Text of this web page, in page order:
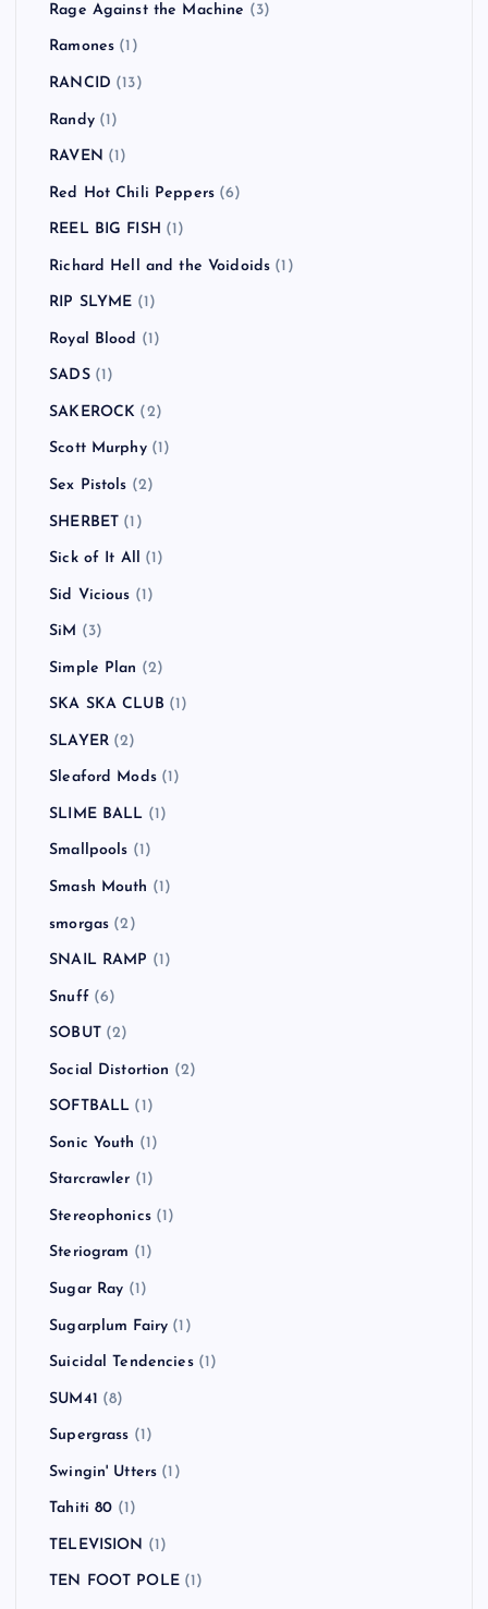
Rage Against the Machine (3)
Ramones (1)
RANCID (13)
Randy(1)
RAVEN (1)
Red Hot Chili Peppers (6)
REEL BIG FISH (1)
Richard Hell and the Voidoids (1)
RIP SLYME (1)
Royal Blood (1)
SADS(1)
SAKEROCK (2)
Scott Murphy(1)
Sex Pistols (2)
SHERBET (1)
Sick of It All (1)
Sid Vicious (1)
SiM (3)
Simple Plan (2)
SKA SKA CLUB (1)
SLAYER(2)
Sleaford Mods(1)
SLIME BALL (1)
Smallpools (1)
Smash Mouth (1)
smorgas (2)
SNAIL RAMP (1)
Snuff (6)
SOBUT(2)
Social Distortion (2)
SOFTBALL (1)
Sonic Youth (1)
Starcrawler (1)
Stereophonics(1)
Steriogram (1)
Sugar Ray (1)
Sugarplum Fairy (1)
Suicidal Tendencies(1)
SUM41 (8)
Supergrass (1)
Swingin' Utters (1)
Tahiti 80 (1)
TELEVISION (1)
TEN FOOT POLE(1)